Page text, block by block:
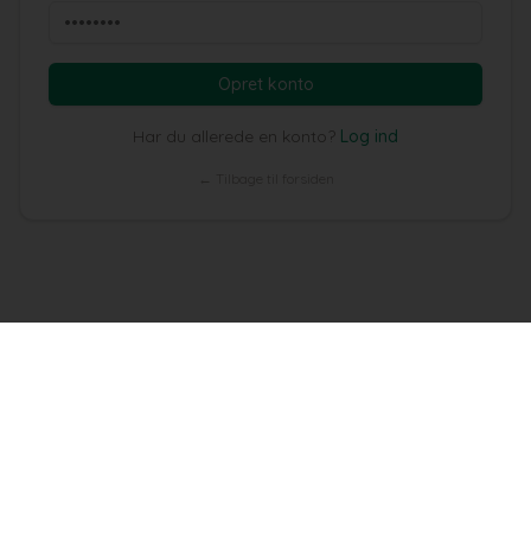
Opret konto
Har du allerede en konto? Log ind